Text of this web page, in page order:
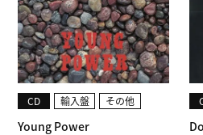
Young Power
CD 輸入盤 その他